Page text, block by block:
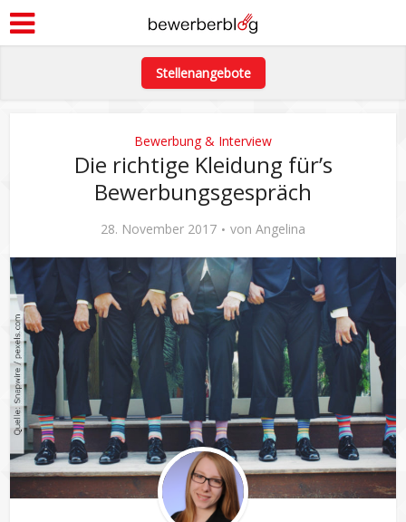
Stellenangebote
Bewerbung & Interview
Die richtige Kleidung für’s
Bewerbungsgespräch
28. November 2017 von Angelina